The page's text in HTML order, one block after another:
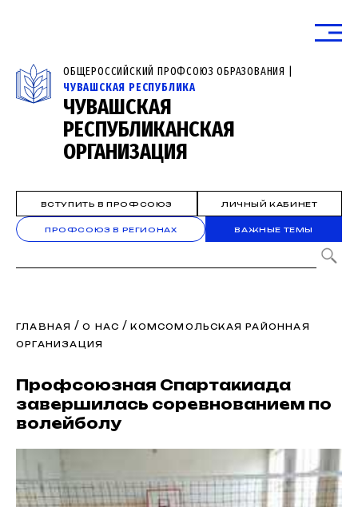
ОБЩЕРОССИЙСКИЙ ПРОФСОЮЗ ОБРАЗОВАНИЯ |
ЧУВАШСКАЯ РЕСПУБЛИКА
ЧУВАШСКАЯ
РЕСПУБЛИКАНСКАЯ
ОРГАНИЗАЦИЯ
ВСТУПИТЬ В ПРОФСОЮЗ ЛИЧНЫЙ КАБИНЕТ
ПРОФСОЮЗ В РЕГИОНАХ ВАЖНЫЕ ТЕМЫ
ГЛАВНАЯ /О НАС /КОМСОМОЛЬСКАЯ РАЙОННАЯ
ОРГАНИЗАЦИЯ
Профсоюзная Спартакиада
завершилась соревнованием по
волейболу